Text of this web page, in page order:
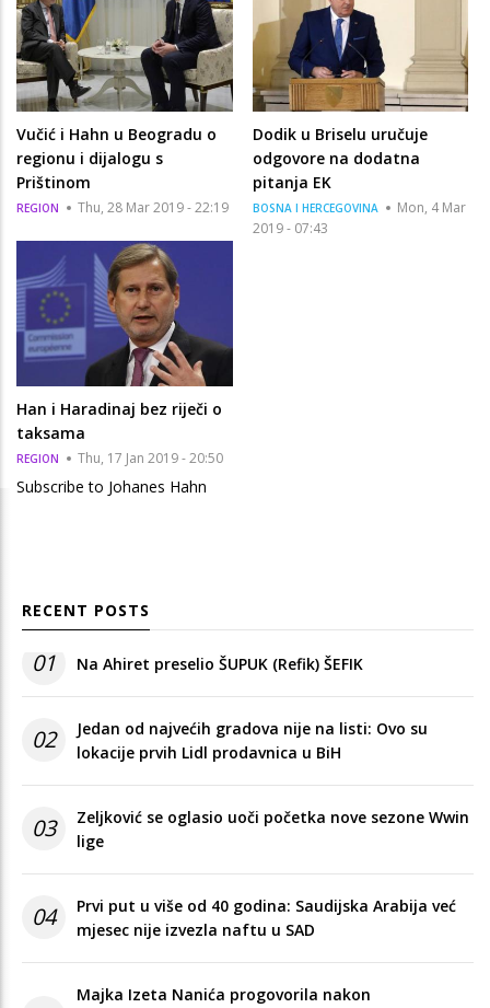
Vučić i Hahn u Beogradu o
regionu i dijalogu s
Prištinom
REGION Thu, 28 Mar 2019 - 22:19
Dodik u Briselu uručuje
odgovore na dodatna
pitanja EK
BOSNA I HERCEGOVINA
Mon, 4 Mar
2019 - 07:43
Han i Haradinaj bez riječi o
taksama
REGION Thu, 17 Jan 2019 - 20:50
Subscribe to Johanes Hahn
RECENT POSTS
01 Na Ahiret preselio ŠUPUK (Refik) ŠEFIK
02
Jedan od najvećih gradova nije na listi: Ovo su
lokacije prvih Lidl prodavnica u BiH
03
Zeljković se oglasio uoči početka nove sezone Wwin
lige
04
Prvi put u više od 40 godina: Saudijska Arabija već
mjesec nije izvezla naftu u SAD
Majka Izeta Nanića progovorila nakon